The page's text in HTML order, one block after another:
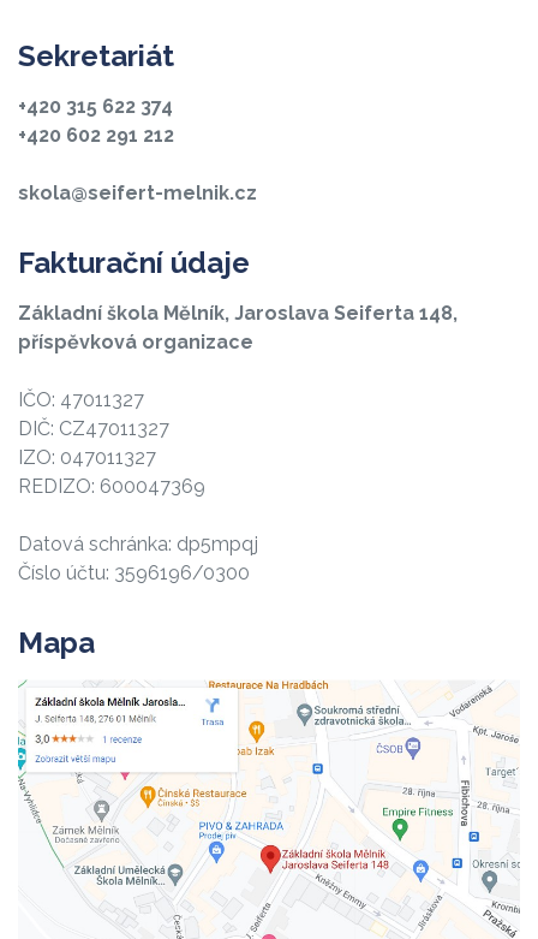
Sekretariát
+420 315 622 374
+420 602 291 212
skola@seifert-melnik.cz
Fakturační údaje
Základní škola Mělník, Jaroslava Seiferta 148,
příspěvková organizace
IČO: 47011327
DIČ: CZ47011327
IZO: 047011327
REDIZO: 600047369
Datová schránka: dp5mpqj
Číslo účtu: 3596196/0300
Mapa